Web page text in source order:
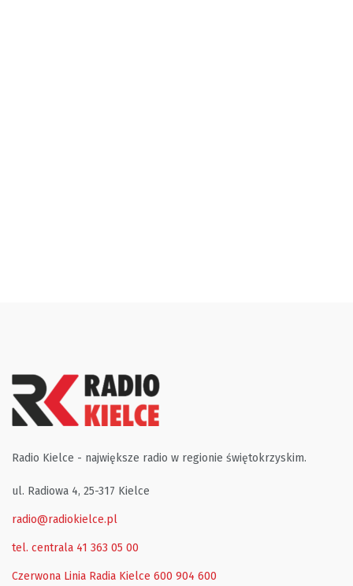
Radio Kielce - największe radio w regionie świętokrzyskim.
ul. Radiowa 4, 25-317 Kielce
radio@radiokielce.pl
tel. centrala 41 363 05 00
Czerwona Linia Radia Kielce 600 904 600